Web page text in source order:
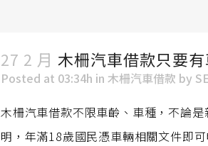
27 2 月 木柵汽車借款只要
Posted at 03:34h in 木柵汽車借款 by
木柵汽車借款不限車齡、車種，不論
明，年滿18歲國民憑車輛相關文件即